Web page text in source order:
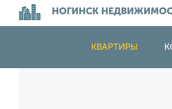
НОГИНСК
КВАРТИРЫ